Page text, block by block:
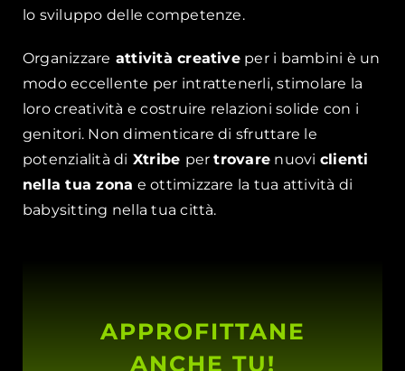
lo sviluppo delle competenze.
Organizzare attività creativeper i bambini è un
modo eccellente per intrattenerli, stimolare la
loro creatività e costruire relazioni solide con i
genitori. Non dimenticare di sfruttare le
potenzialità di Xtribe pertrovare nuovi clienti
nella tua zona e ottimizzare la tua attività di
babysitting nella tua città.
APPROFITTANE
ANCHE TU!